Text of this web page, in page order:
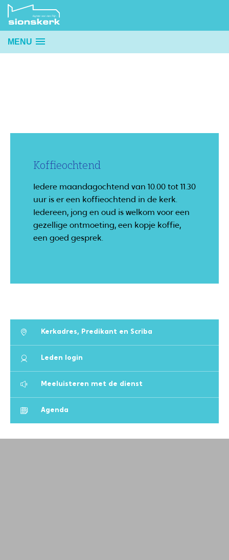
MENU
Koffieochtend
Iedere maandagochtend van 10.00 tot 11.30
uur is er een koffieochtend in de kerk.
Iedereen, jong en oud is welkom voor een
gezellige ontmoeting, een kopje koffie,
een goed gesprek.
Kerkadres, Predikant en Scriba
Leden login
Meeluisteren met de dienst
Agenda